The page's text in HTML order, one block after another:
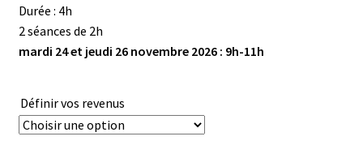
Durée : 4h ­
2 séances de 2h
mardi 24 et jeudi 26 novembre 2026 : 9h-11h
Définir vos revenus